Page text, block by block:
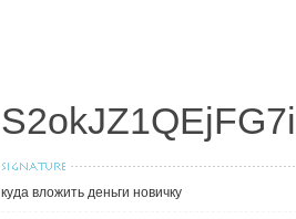
куда вложить деньги новичку